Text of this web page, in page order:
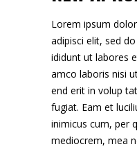
Lorem ipsum
adipisci elit, sed
ididunt ut labores
amco laboris nisi
end erit in volup
fugiat. Eam et
inimicus cum, per
mediocrem, mea